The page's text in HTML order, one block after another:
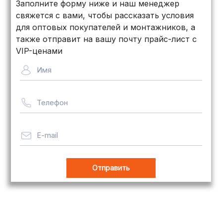
объемных заказов. Сроки — от 3
дней, стоимость — от500 рублей
Байкал Сервис: Идеально подходит
для крупногабаритных товаров.
рассчитывается индивидуально
Важно! Мы заботимся о том, чтобы
целости и сохранности, независимо
от их размера.
Заполните форму ниже и наш менеджер
свяжется с вами, чтобы рассказать условия
для оптовых покупателей и монтажников, а
также отправит на вашу почту прайс-лист с
VIP-ценами
Имя
Телефон
E-mail